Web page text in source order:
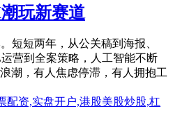
玩新赛道
短短两年，从公关稿到海报、
营到全案策略，人工智能不断
潮，有人焦虑停滞，有人拥抱工